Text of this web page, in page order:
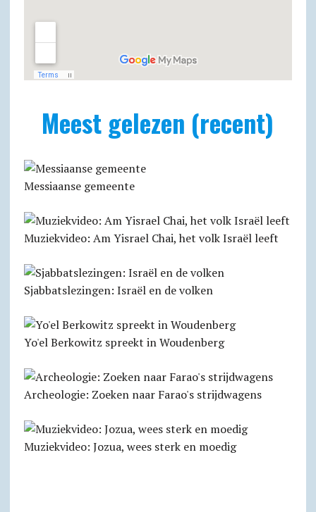
Meest gelezen (recent)
Messiaanse gemeente
Muziekvideo: Am Yisrael Chai, het volk Israël leeft
Sjabbatslezingen: Israël en de volken
Yo'el Berkowitz spreekt in Woudenberg
Archeologie: Zoeken naar Farao's strijdwagens
Muziekvideo: Jozua, wees sterk en moedig